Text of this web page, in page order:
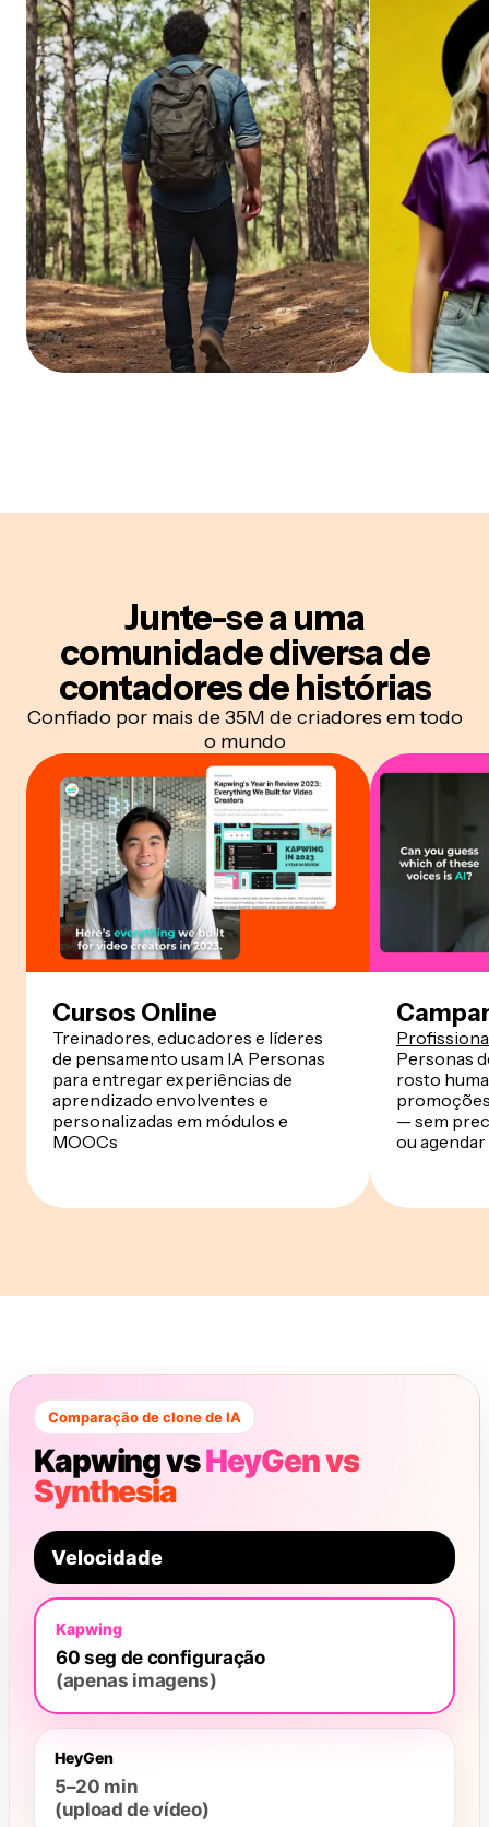
Junte-se a uma
comunidade diversa de
contadores de histórias
Confiado por mais de 35M de criadores em todo
o mundo
Cursos Online
Treinadores, educadores e líderes
de pensamento usam IA Personas
para entregar experiências de
aprendizado envolventes e
personalizadas em módulos e
MOOCs
Personas
rosto
— sem
ou